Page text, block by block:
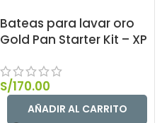
Bateas para lavar oro
Gold Pan Starter Kit – XP
S/170.00
AÑADIR AL CARRITO